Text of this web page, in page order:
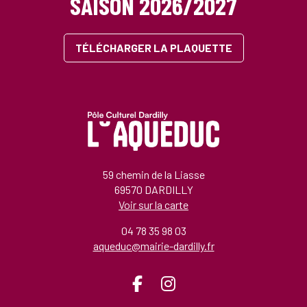
TÉLÉCHARGER LA PLAQUETTE
59 chemin de la Liasse
69570 DARDILLY
Voir sur la carte
04 78 35 98 03
aqueduc@mairie-dardilly.fr